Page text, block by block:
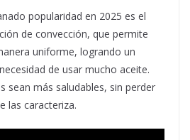
popularidad en 2025 es el
de convección, que permite
uniforme, logrando un
de usar mucho aceite.
sean más saludables, sin perder
las caracteriza.